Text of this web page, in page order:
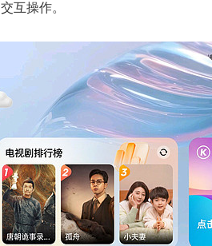
互操作。